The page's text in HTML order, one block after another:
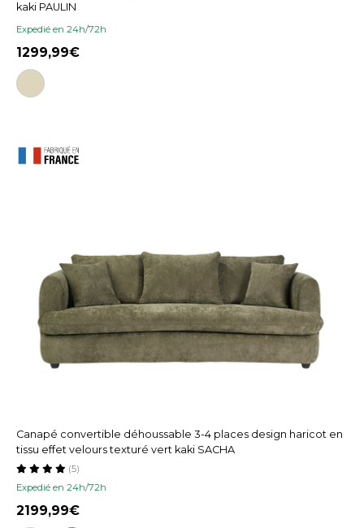
kaki PAULIN
Expedié en 24h/72h
1299,99
Canapé convertible déhoussable 3-4 places design haricot en
tissu effet velours texturé vert kaki SACHA
Expedié en 24h/72h
(5)
2199,99